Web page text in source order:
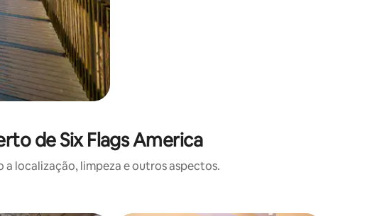
de Six Flags America
localização, limpeza e outros aspectos.